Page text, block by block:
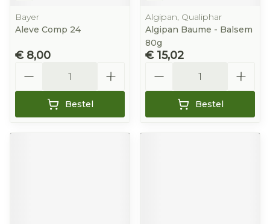
Bayer
Aleve Comp 24
€ 8,00
Bestel
Algipan, Qualiphar
Algipan Baume - Balsem
80g
€ 15,02
Bestel